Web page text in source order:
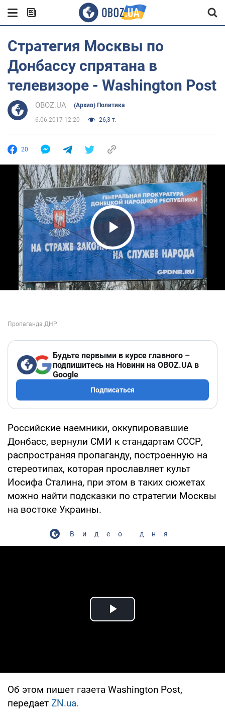
Стратегия Москвы по
Донбассу спрятана в
телевизоре - Washington Post
OBOZ.UA (Архив) Политика
6.06.2017 12:20 26,3 т.
20
Play Video
Будьте первыми в курсе главного –
подпишитесь на Новини на OBOZ.UA в
Google
Подписаться
Российские наемники, оккупировавшие
Донбасс, вернули СМИ к стандартам СССР,
распространяя пропаганду, построенную на
стереотипах, которая прославляет культ
Иосифа Сталина, при этом в таких сюжетах
можно найти подсказки по стратегии Москвы
на востоке Украины.
Видео дня
Play Video
Об этом пишет газета Washington Post,
передает ZN.ua.